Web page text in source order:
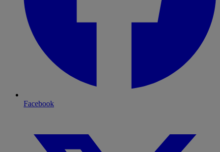
Facebook